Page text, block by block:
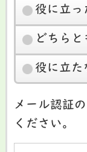
役に立っ
どちら
役に立た
メール認証
ください。